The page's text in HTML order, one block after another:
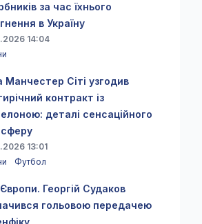
за час їхнього
в Україну
14:04
Манчестер Сіті узгодив
контракт із
деталі сенсаційного
13:01
Футбол
Європи. Георгій Судаков
гольовою передачею